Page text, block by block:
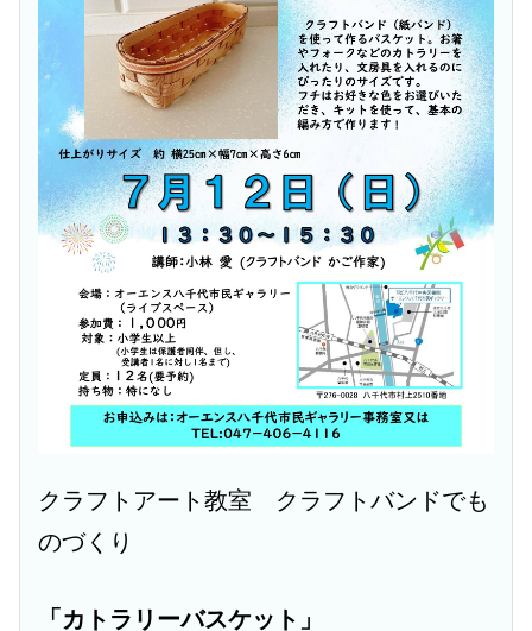
クラフトアート教室 クラフトバンドでも
のづくり
「カトラリーバスケット」